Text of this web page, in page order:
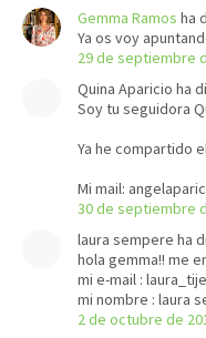
Gemma Ramos ha
Ya os voy
29 de septiembre
Quina Aparicio ha
Soy tu seguidora
Ya he compartido
Mi mail:
30 de septiembre
laura sempere ha
hola gemma!! me
mi e-mail :
mi nombre : laura
2 de octubre de